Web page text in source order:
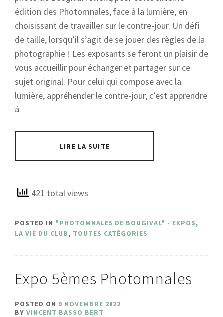
édition des Photomnales, face à la lumière, en
choisissant de travailler sur le contre-jour. Un défi
de taille, lorsqu’il s’agit de se jouer des règles de la
photographie ! Les exposants se feront un plaisir de
vous accueillir pour échanger et partager sur ce
sujet original. Pour celui qui compose avec la
lumière, appréhender le contre-jour, c’est apprendre
à
LIRE LA SUITE
421 total views
POSTED IN "PHOTOMNALES DE BOUGIVAL" - EXPOS,
LA VIE DU CLUB, TOUTES CATÉGORIES
Expo 5èmes Photomnales
POSTED ON 9 NOVEMBRE 2022
BY VINCENT BASSO BERT